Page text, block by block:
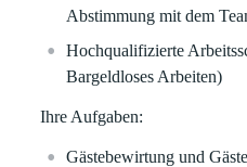
Abstimmung mit dem
Hochqualifizierte
Bargeldloses Arbeiten)
Ihre Aufgaben:
Gästebewirtung und